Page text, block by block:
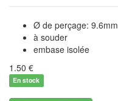
Ø de perçage: 9.6mm
à souder
embase isolée
1.50 €
En stock